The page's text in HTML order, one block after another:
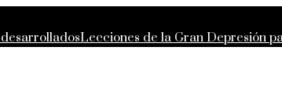
Lecciones de la Gran Depresión
responsables en la RSE de Estados Unidos